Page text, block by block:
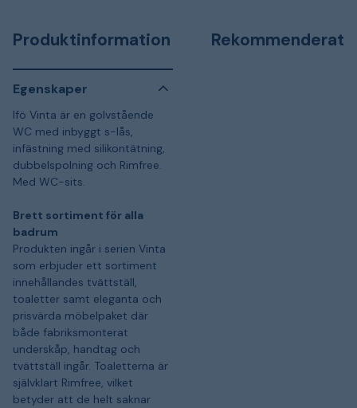
Produktinformation
Egenskaper
Ifö Vinta är en golvstående
WC med inbyggt s-lås,
infästning med silikontätning,
dubbelspolning och Rimfree.
Med WC-sits.
Brett sortiment för alla
badrum
Produkten ingår i serien Vinta
som erbjuder ett sortiment
innehållandes tvättställ,
toaletter samt eleganta och
prisvärda möbelpaket där
både fabriksmonterat
underskåp, handtag och
tvättställ ingår. Toaletterna är
självklart Rimfree, vilket
betyder att de helt saknar
Rekommenderat